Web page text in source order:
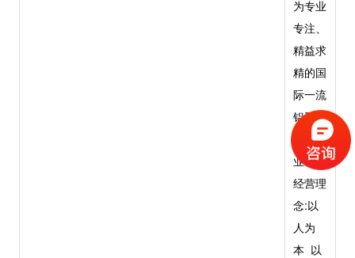
为专业
专注、
精益求
精的国
际一流
铝型材
制造企
业
经营理
念:以
人为
本 以